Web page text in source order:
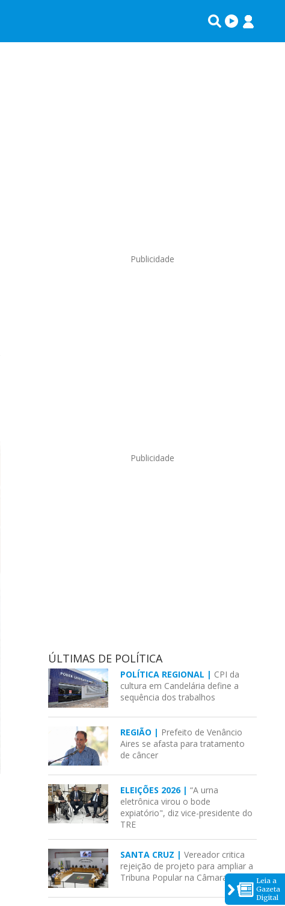
Leia a
Gazeta
Digital
Publicidade
Publicidade
ÚLTIMAS DE POLÍTICA
POLÍTICA REGIONAL | CPI da
cultura em Candelária define a
sequência dos trabalhos
REGIÃO | Prefeito de Venâncio
Aires se afasta para tratamento
de câncer
ELEIÇÕES 2026 |“A urna
eletrônica virou o bode
expiatório", diz vice-presidente do
TRE
SANTA CRUZ |Vereador critica
rejeição de projeto para ampliar a
Tribuna Popular na Câmara